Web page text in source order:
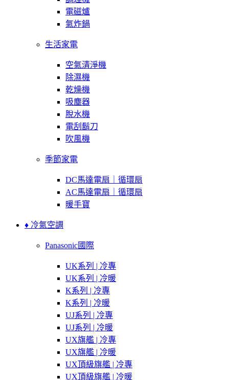
電磁爐
氣炸鍋
生活家電
空氣清淨機
除濕機
乾燥機
吸塵器
脫水機
電刮鬍刀
吹風機
季節家電
DC馬達電扇｜循環扇
AC馬達電扇｜循環扇
暖手寶
♦ 冷氣空調
Panasonic國際
UK系列 | 冷專
UK系列 | 冷暖
K系列 | 冷專
K系列 | 冷暖
UJ系列 | 冷專
UJ系列 | 冷暖
UX旗艦 | 冷專
UX旗艦 | 冷暖
UX頂級旗艦 | 冷專
UX頂級旗艦 | 冷暖